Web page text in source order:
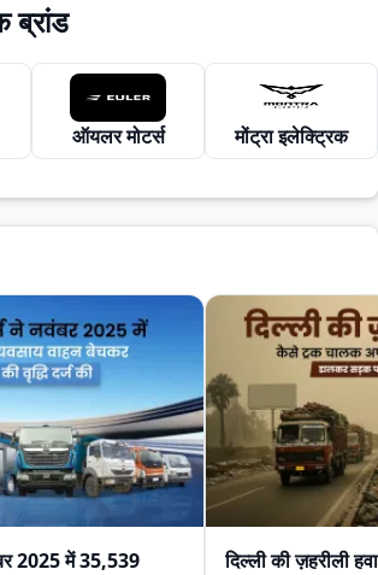
ब्रांड
ऑयलर मोटर्स मोंट्रा इलेक्ट्रिक
2025 में 35,539
दिल्ली की ज़हरीली